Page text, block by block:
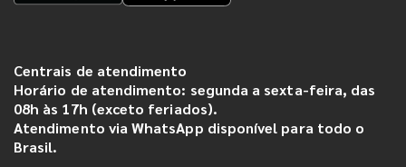
Centrais de atendimento
Horário de atendimento: segunda a sexta-feira, das
08h às 17h (exceto feriados).
Atendimento via WhatsApp disponível para todo o
Brasil.